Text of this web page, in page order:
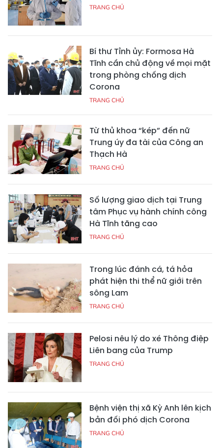
TRANG CHỦ
Bí thư Tỉnh ủy: Formosa Hà
Tĩnh cần chủ động về mọi mặt
trong phòng chống dịch
Corona
TRANG CHỦ
Từ thủ khoa “kép” đến nữ
Trung úy đa tài của Công an
Thạch Hà
TRANG CHỦ
Số lượng giao dịch tại Trung
tâm Phục vụ hành chính công
Hà Tĩnh tăng cao
TRANG CHỦ
Trong lúc đánh cá, tá hỏa
phát hiện thi thể nữ giới trên
sông Lam
TRANG CHỦ
Pelosi nêu lý do xé Thông điệp
Liên bang của Trump
TRANG CHỦ
Bệnh viện thị xã Kỳ Anh lên kịch
bản đối phó dịch Corona
TRANG CHỦ